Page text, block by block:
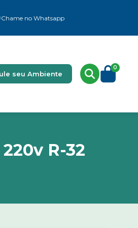
Chame no Whatsapp
seu Ambiente
0
R-32